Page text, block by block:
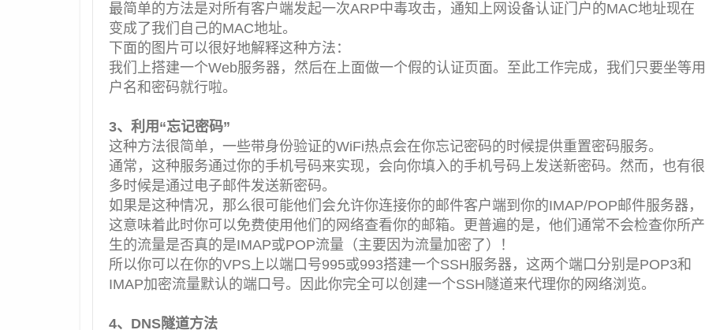
最简单的方法是对所有客户端发起一次ARP中毒攻击，通知上网设备认证门户的MAC地址现在
变成了我们自己的MAC地址。
下面的图片可以很好地解释这种方法：
我们上搭建一个Web服务器，然后在上面做一个假的认证页面。至此工作完成，我们只要坐等用
户名和密码就行啦。
3、利用“忘记密码”
这种方法很简单，一些带身份验证的WiFi热点会在你忘记密码的时候提供重置密码服务。
通常，这种服务通过你的手机号码来实现，会向你填入的手机号码上发送新密码。然而，也有很
多时候是通过电子邮件发送新密码。
如果是这种情况，那么很可能他们会允许你连接你的邮件客户端到你的IMAP/POP邮件服务器，
这意味着此时你可以免费使用他们的网络查看你的邮箱。更普遍的是，他们通常不会检查你所产
生的流量是否真的是IMAP或POP流量（主要因为流量加密了）！
所以你可以在你的VPS上以端口号995或993搭建一个SSH服务器，这两个端口分别是POP3和
IMAP加密流量默认的端口号。因此你完全可以创建一个SSH隧道来代理你的网络浏览。
4、DNS隧道方法